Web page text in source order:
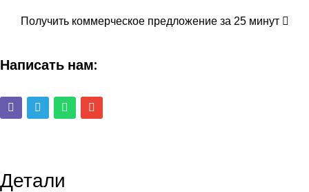
Получить коммерческое предложение за 25 минут
Написать нам:
Детали